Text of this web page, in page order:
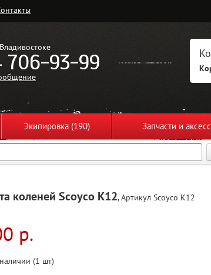
706-93-99
Экипировка (190) Запчасти и
коленей Scoyco K12, Артикул Scoyco K12
р.
(1 шт)